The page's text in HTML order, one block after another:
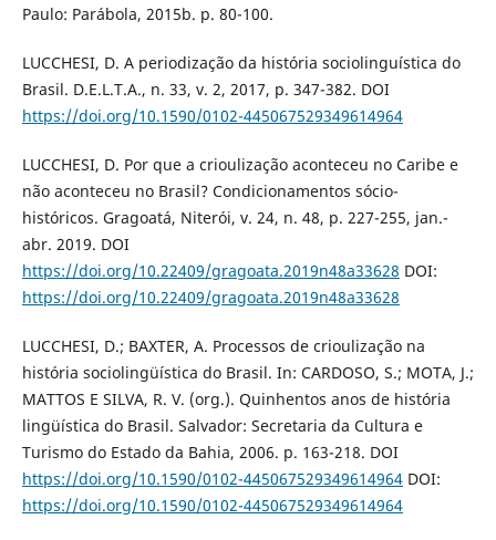
Paulo: Parábola, 2015b. p. 80-100.
LUCCHESI, D. A periodização da história sociolinguística do
Brasil. D.E.L.T.A., n. 33, v. 2, 2017, p. 347-382. DOI
https://doi.org/10.1590/0102-445067529349614964
LUCCHESI, D. Por que a crioulização aconteceu no Caribe e
não aconteceu no Brasil? Condicionamentos sócio-
históricos. Gragoatá, Niterói, v. 24, n. 48, p. 227-255, jan.-
abr. 2019. DOI
https://doi.org/10.22409/gragoata.2019n48a33628 DOI:
https://doi.org/10.22409/gragoata.2019n48a33628
LUCCHESI, D.; BAXTER, A. Processos de crioulização na
história sociolingüística do Brasil. In: CARDOSO, S.; MOTA, J.;
MATTOS E SILVA, R. V. (org.). Quinhentos anos de história
lingüística do Brasil. Salvador: Secretaria da Cultura e
Turismo do Estado da Bahia, 2006. p. 163-218. DOI
https://doi.org/10.1590/0102-445067529349614964DOI:
https://doi.org/10.1590/0102-445067529349614964